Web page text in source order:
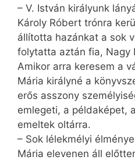
– V. István királyunk
Károly Róbert trónra
állította hazánkat a sok
folytatta aztán fia, Nagy
Amikor arra keresem a
Mária királyné a
erős asszony
emlegeti, a példaképet,
emeltek oltárra.
– Sok lélekmélyi
Mária elevenen áll